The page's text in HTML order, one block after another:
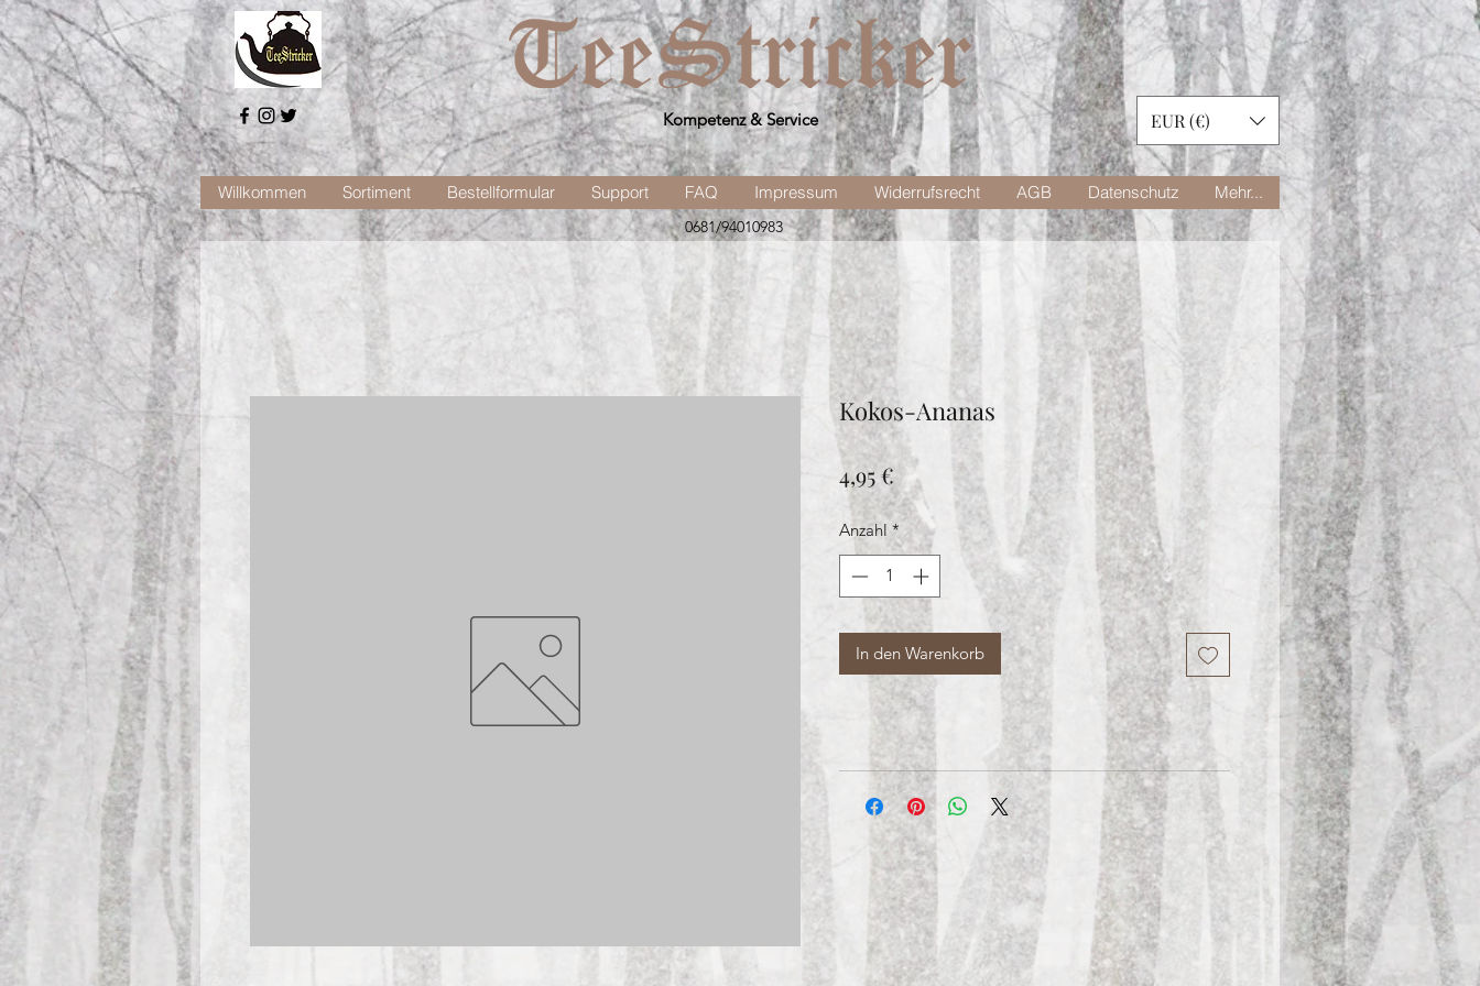
Kompetenz & Service EUR (€)
Willkommen Sortiment Bestellformular Support FAQ Impressum Widerrufsrecht AGB Datenschutz Mehr...
0681/94010983
Kokos-Ananas
4,95 €Preis
Anzahl *
In den Warenkorb